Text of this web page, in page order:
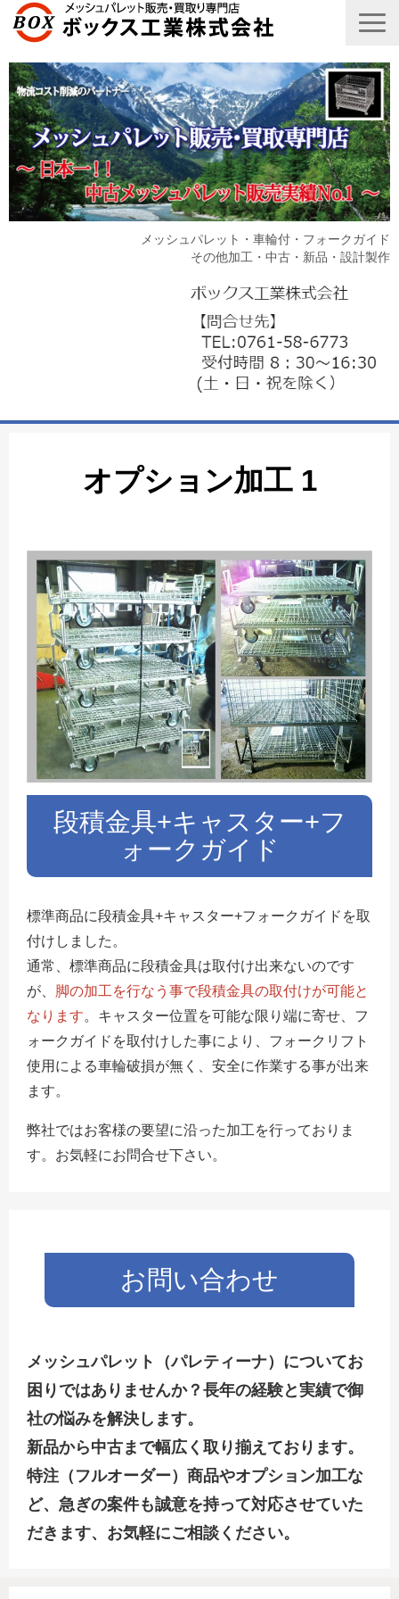
メッシュパレット・車輪付・フォークガイド
その他加工・中古・新品・設計製作
商品一覧表
製造工場
代理店募集
会社情報
お問い合わせ
オプション加工 1
段積金具+キャスター+フ
ォークガイド
標準商品に段積金具+キャスター+フォークガイドを取
付けしました。
通常、標準商品に段積金具は取付け出来ないのです
が、
脚の加工を行なう事で段積金具の取付けが可能と
なります。キャスター位置を可能な限り端に寄せ、フ
ォークガイドを取付けした事により、フォークリフト
使用による車輪破損が無く、安全に作業する事が出来
ます。
弊社ではお客様の要望に沿った加工を行っておりま
す。お気軽にお問合せ下さい。
お問い合わせ
メッシュパレット（パレティーナ）についてお
困りではありませんか？長年の経験と実績で御
社の悩みを解決します。
新品から中古まで幅広く取り揃えております。
特注（フルオーダー）商品やオプション加工な
ど、急ぎの案件も誠意を持って対応させていた
だきます、お気軽にご相談ください。